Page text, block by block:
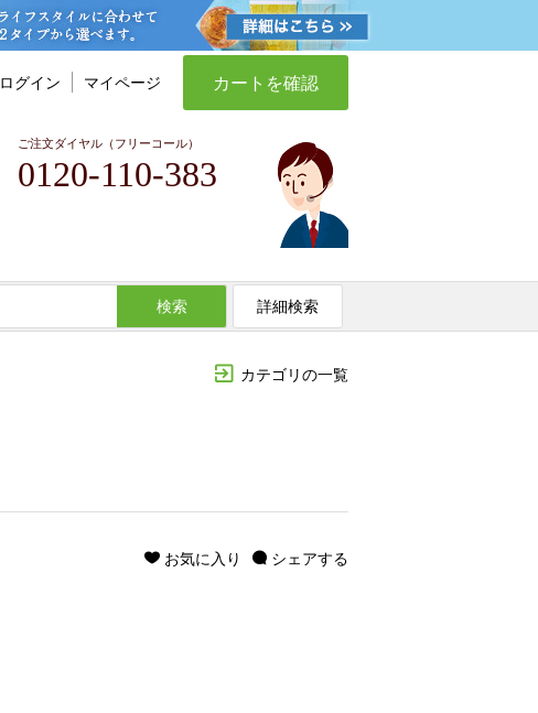
ログイン マイページ カートを確認
ご注文ダイヤル（フリーコール）
0120-110-383
検索 詳細検索
カテゴリの一覧
シェアする
お気に入り